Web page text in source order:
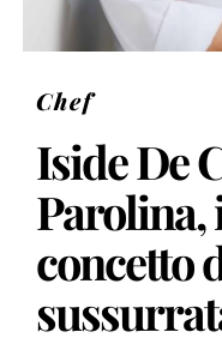
Chef
Iside De
Parolina,
concetto